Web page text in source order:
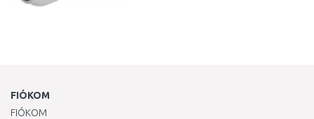
FIÓKOM
FIÓKOM